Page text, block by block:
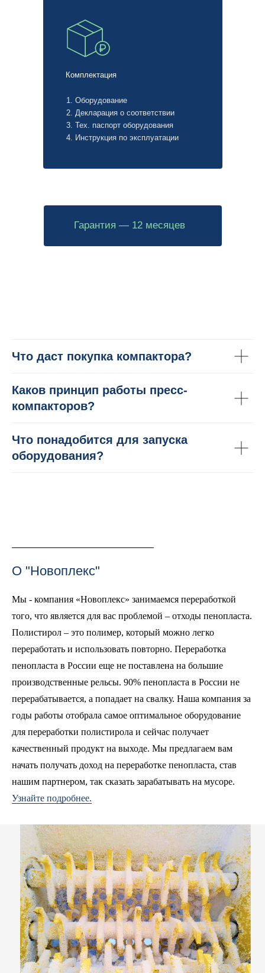
1. Оборудование
2. Декларация о соответствии
3. Тех. паспорт оборудования
4. Инструкция по эксплуатации
Комплектация
Гарантия — 12 месяцев
Что даст покупка компактора?
Каков принцип работы пресс-
компакторов?
Что понадобится для запуска
оборудования?
О "Новоплекс"
Мы - компания «Новоплекс» занимаемся переработкой
того, что является для вас проблемой – отходы пенопласта.
Полистирол – это полимер, который можно легко
переработать и использовать повторно. Переработка
пенопласта в России еще не поставлена на большие
производственные рельсы. 90% пенопласта в России не
перерабатывается, а попадает на свалку. Наша компания за
годы работы отобрала самое оптимальное оборудование
для переработки полистирола и сейчас получает
качественный продукт на выходе. Мы предлагаем вам
начать получать доход на переработке пенопласта, став
нашим партнером, так сказать зарабатывать на мусоре.
Узнайте подробнее.